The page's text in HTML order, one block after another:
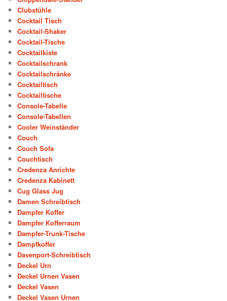
Clubstühle
Cocktail Tisch
Cocktail-Shaker
Cocktail-Tische
Cocktailkiste
Cocktailschrank
Cocktailschränke
Cocktailtisch
Cocktailtische
Console-Tabelle
Console-Tabellen
Cooler Weinständer
Couch
Couch Sofa
Couchtisch
Credenza Anrichte
Credenza Kabinett
Cug Glass Jug
Damen Schreibtisch
Dampfer Koffer
Dampfer Kofferraum
Dampfer-Trunk-Tische
Dampfkoffer
Davenport-Schreibtisch
Deckel Urn
Deckel Urnen Vasen
Deckel Vasen
Deckel Vasen Urnen